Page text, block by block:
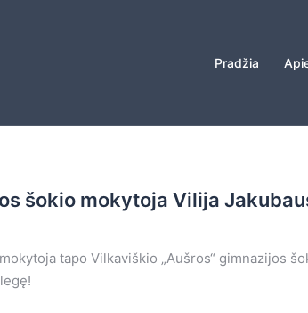
Pradžia
šokio mokytoja Vilija
tapo Vilkaviškio „Aušros“ gimnazijos